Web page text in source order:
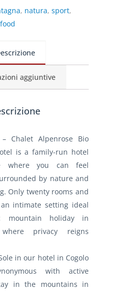
, natura, sport,
aggiuntive
– Chalet Alpenrose Bio
is a family-run hotel
where you can feel
by nature and
Only twenty rooms and
intimate setting ideal
mountain holiday in
privacy reigns
in our hotel in Cogolo
with active
in the mountains in